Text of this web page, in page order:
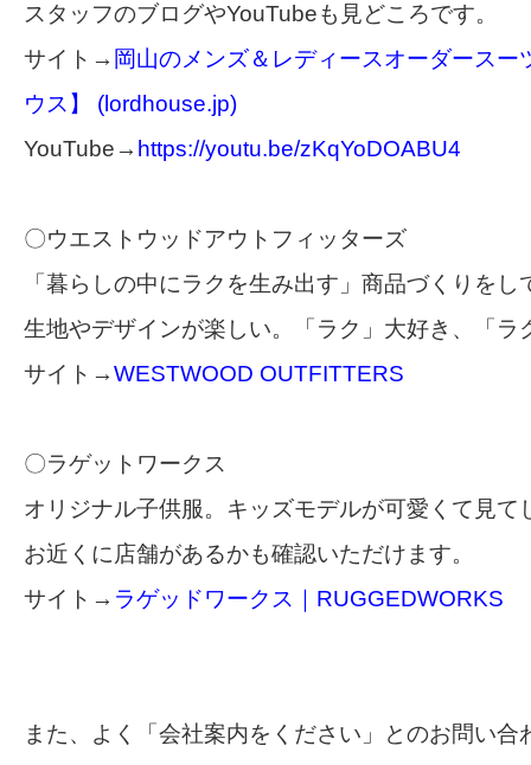
スタッフのブログやYouTubeも見どころです。
サイト→ 岡山のメンズ＆レディースオーダースー
ウス】 (lordhouse.jp)
YouTube→ https://youtu.be/zKqYoDOABU4
〇ウエストウッドアウトフィッターズ
「暮らしの中にラクを生み出す」商品づくりを
生地やデザインが楽しい。「ラク」大好き、「ラ
サイト→WESTWOOD OUTFITTERS
〇ラゲットワークス
オリジナル子供服。キッズモデルが可愛くて見て
お近くに店舗があるかも確認いただけます。
サイト→ ラゲッドワークス｜RUGGEDWORKS
また、よく「会社案内をください」とのお問い合